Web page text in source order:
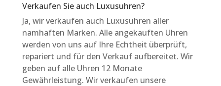
Verkaufen Sie auch Luxusuhren?
Ja, wir verkaufen auch Luxusuhren aller
namhaften Marken. Alle angekauften Uhren
werden von uns auf Ihre Echtheit überprüft,
repariert und für den Verkauf aufbereitet. Wir
geben auf alle Uhren 12 Monate
Gewährleistung. Wir verkaufen unsere